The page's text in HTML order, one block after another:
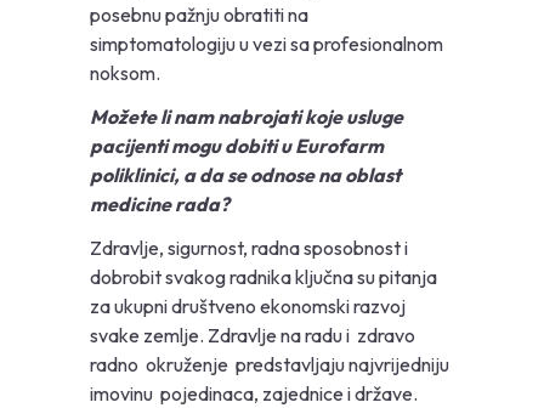
posebnu pažnju obratiti na
simptomatologiju u vezi sa profesionalnom
noksom.
Možete li nam nabrojati koje usluge
pacijenti mogu dobiti u Eurofarm
poliklinici, a da se odnose na oblast
medicine rada?
Zdravlje, sigurnost, radna sposobnost i
dobrobit svakog radnika ključna su pitanja
za ukupni društveno ekonomski razvoj
svake zemlje. Zdravlje na radu i zdravo
radno okruženje predstavljaju najvrijedniju
imovinu pojedinaca, zajednice i države.